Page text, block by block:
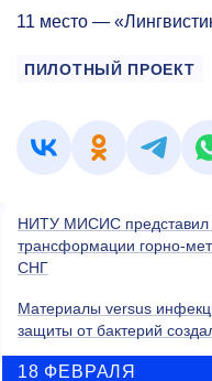
11 место —
ПИЛОТНЫЙ ПРОЕКТ
НИТУ МИСИС представил
трансформации горно-
СНГ
Материалы versus
защиты от бактерий
18 ФЕВРАЛЯ